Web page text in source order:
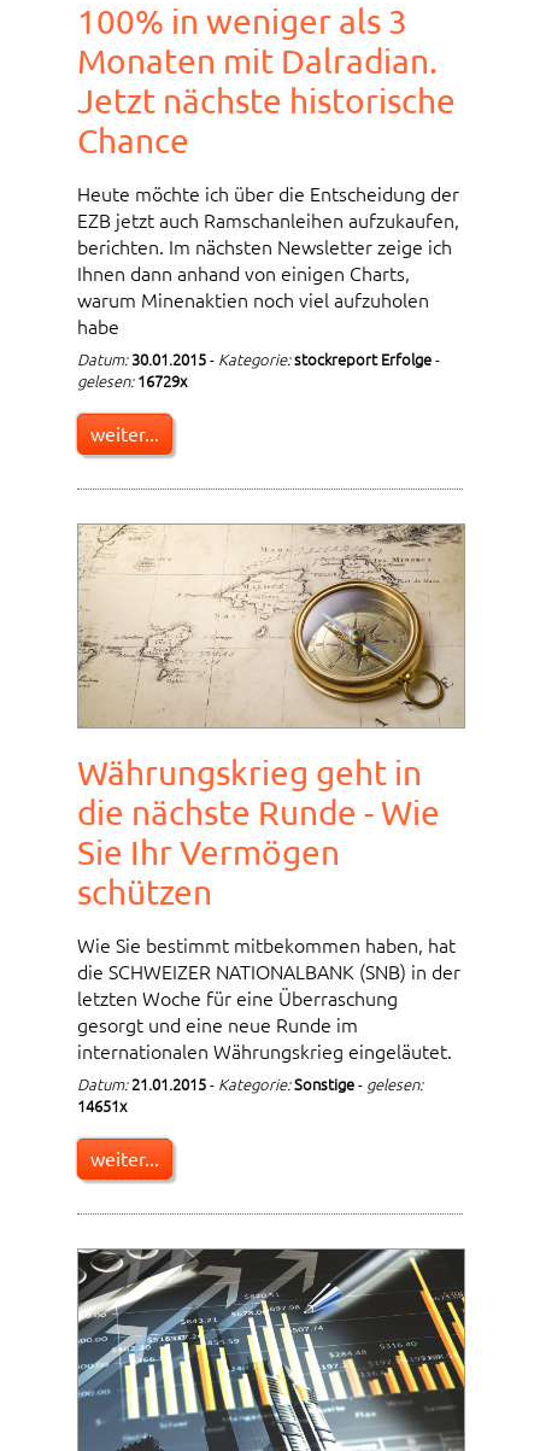
100% in weniger als 3
Monaten mit Dalradian.
Jetzt nächste historische
Chance
Heute möchte ich über die Entscheidung der
EZB jetzt auch Ramschanleihen aufzukaufen,
berichten. Im nächsten Newsletter zeige ich
Ihnen dann anhand von einigen Charts,
warum Minenaktien noch viel aufzuholen
habe
Datum: 30.01.2015- Kategorie:stockreport Erfolge-
gelesen: 16729x
weiter...
Währungskrieg geht in
die nächste Runde - Wie
Sie Ihr Vermögen
schützen
Wie Sie bestimmt mitbekommen haben, hat
die SCHWEIZER NATIONALBANK (SNB) in der
letzten Woche für eine Überraschung
gesorgt und eine neue Runde im
internationalen Währungskrieg eingeläutet.
Datum: 21.01.2015- Kategorie:Sonstige- gelesen:
14651x
weiter...